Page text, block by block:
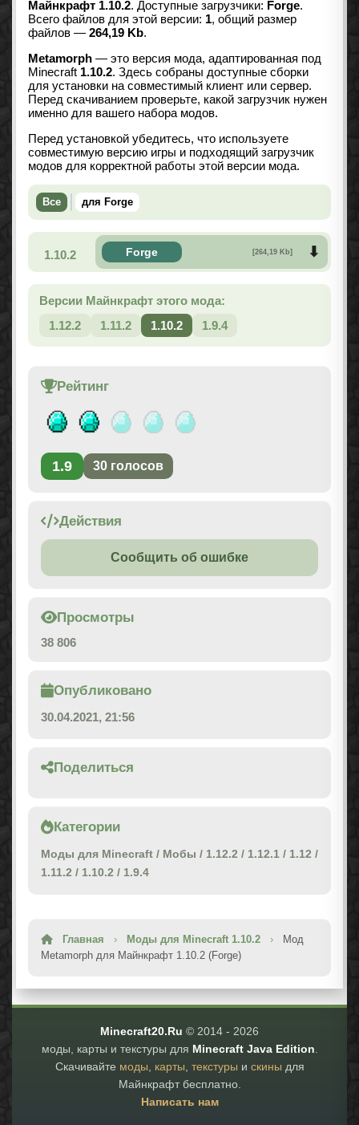
Майнкрафт 1.10.2. Доступные загрузчики: Forge.
Всего файлов для этой версии: 1, общий размер
файлов — 264,19 Kb.
Metamorph — это версия мода, адаптированная под
Minecraft 1.10.2. Здесь собраны доступные сборки
для установки на совместимый клиент или сервер.
Перед скачиванием проверьте, какой загрузчик нужен
именно для вашего набора модов.
Перед установкой убедитесь, что используете
совместимую версию игры и подходящий загрузчик
модов для корректной работы этой версии мода.
Все для Forge
1.10.2 Forge [264,19 Kb]
Версии Майнкрафт этого мода:
1.12.2
1.11.2 1.10.2 1.9.4
Рейтинг
1.9 30 голосов
Действия
Сообщить об ошибке
Просмотры
38 806
Опубликовано
30.04.2021, 21:56
Поделиться
Категории
Моды для Minecraft / Мобы / 1.12.2 / 1.12.1 / 1.12 /
1.11.2 / 1.10.2 / 1.9.4
Главная › Моды для Minecraft 1.10.2 ›
Мод
Metamorph для Майнкрафт 1.10.2 (Forge)
Minecraft20.Ru © 2014 - 2026
моды, карты и текстуры для Minecraft Java Edition
Скачивайте моды карты текстуры и скины для
Майнкрафт бесплатно.
Написать нам